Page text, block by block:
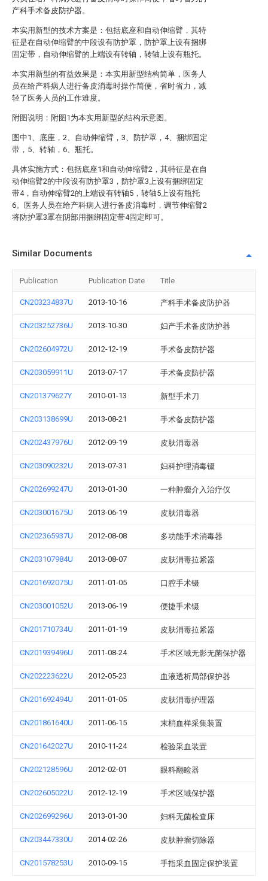
产科手术备皮防护器。
本实用新型的技术方案是：包括底座和自动伸缩臂，其特
征是在自动伸缩臂的中段设有防护罩，防护罩上设有捆绑
固定带，自动伸缩臂的上端设有转轴，转轴上设有瓶托。
本实用新型的有益效果是：本实用新型结构简单，医务人
员在给产科病人进行备皮消毒时操作简便，省时省力，减
轻了医务人员的工作难度。
附图说明：附图1为本实用新型的结构示意图。
图中1、底座，2、自动伸缩臂，3、防护罩，4、捆绑固定
带，5、转轴，6、瓶托。
具体实施方式：包括底座1和自动伸缩臂2，其特征是在自
动伸缩臂2的中段设有防护罩3，防护罩3上设有捆绑固定
带4，自动伸缩臂2的上端设有转轴5，转轴5上设有瓶托
6。医务人员在给产科病人进行备皮消毒时，调节伸缩臂2
将防护罩3罩在阴部用捆绑固定带4固定即可。
Similar Documents
Publication Publication Date Title
CN203234837U 2013-10-16 产科手术备皮防护器
CN203252736U 2013-10-30 妇产手术备皮防护器
CN202604972U 2012-12-19 手术备皮防护器
CN203059911U 2013-07-17 手术备皮防护器
CN201379627Y 2010-01-13 新型手术刀
CN203138699U 2013-08-21 手术备皮防护器
CN202437976U 2012-09-19 皮肤消毒器
CN203090232U 2013-07-31 妇科护理消毒镊
CN202699247U 2013-01-30 一种肿瘤介入治疗仪
CN203001675U 2013-06-19 皮肤消毒器
CN202365937U 2012-08-08 多功能手术消毒器
CN203107984U 2013-08-07 皮肤消毒拉紧器
CN201692075U 2011-01-05 口腔手术镊
CN203001052U 2013-06-19 便捷手术镊
CN201710734U 2011-01-19 皮肤消毒拉紧器
CN201939496U 2011-08-24 手术区域无影无菌保护器
CN202223622U 2012-05-23 血液透析局部保护器
CN201692494U 2011-01-05 皮肤消毒护理器
CN201861640U 2011-06-15 末梢血样采集装置
CN201642027U 2010-11-24 检验采血装置
CN202128596U 2012-02-01 眼科翻睑器
CN202605022U 2012-12-19 手术区域保护器
CN202699296U 2013-01-30 妇科无菌检查床
CN203447330U 2014-02-26 皮肤肿瘤切除器
CN201578253U 2010-09-15 手指采血固定保护装置